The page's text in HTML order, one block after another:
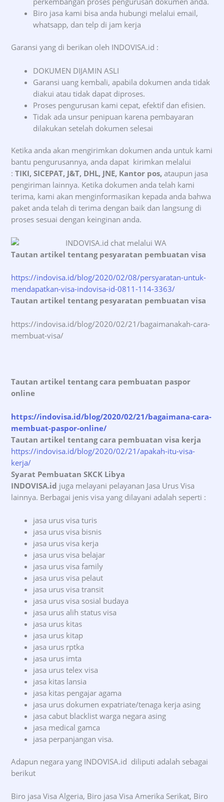
Biro jasa kami bisa anda hubungi melalui email,
whatsapp, dan telp di jam kerja
Garansi yang di berikan oleh INDOVISA.id :
DOKUMEN DIJAMIN ASLI
Garansi uang kembali, apabila dokumen anda tidak
diakui atau tidak dapat diproses.
Proses pengurusan kami cepat, efektif dan efisien.
Tidak ada unsur penipuan karena pembayaran
dilakukan setelah dokumen selesai
Ketika anda akan mengirimkan dokumen anda untuk kami
bantu pengurusannya, anda dapat kirimkan melalui
:TIKI, SICEPAT, J&T, DHL, JNE, Kantor pos, ataupun jasa
pengiriman lainnya. Ketika dokumen anda telah kami
terima, kami akan menginformasikan kepada anda bahwa
paket anda telah di terima dengan baik dan langsung di
proses sesuai dengan keinginan anda.
Tautan artikel tentang pesyaratan pembuatan visa
https://indovisa.id/blog/2020/02/08/persyaratan-untuk-
mendapatkan-visa-indovisa-id-0811-114-3363/
Tautan artikel tentang pesyaratan pembuatan visa
https://indovisa.id/blog/2020/02/21/bagaimanakah-cara-
membuat-visa/
Tautan artikel tentang cara pembuatan paspor
online
https://indovisa.id/blog/2020/02/21/bagaimana-cara-
membuat-paspor-online/
Tautan artikel tentang cara pembuatan visa kerja
https://indovisa.id/blog/2020/02/21/apakah-itu-visa-
kerja/
Syarat Pembuatan SKCK Libya
INDOVISA.id juga melayani pelayanan Jasa Urus Visa
lainnya. Berbagai jenis visa yang dilayani adalah seperti :
jasa urus visa turis
jasa urus visa bisnis
jasa urus visa kerja
jasa urus visa belajar
jasa urus visa family
jasa urus visa pelaut
jasa urus visa transit
jasa urus visa sosial budaya
jasa urus alih status visa
jasa urus kitas
jasa urus kitap
jasa urus rptka
jasa urus imta
jasa urus telex visa
jasa kitas lansia
jasa kitas pengajar agama
jasa urus dokumen expatriate/tenaga kerja asing
jasa cabut blacklist warga negara asing
jasa medical gamca
jasa perpanjangan visa.
Adapun negara yang INDOVISA.id diliputi adalah sebagai
berikut
Biro jasa Visa Algeria, Biro jasa Visa Amerika Serikat, Biro